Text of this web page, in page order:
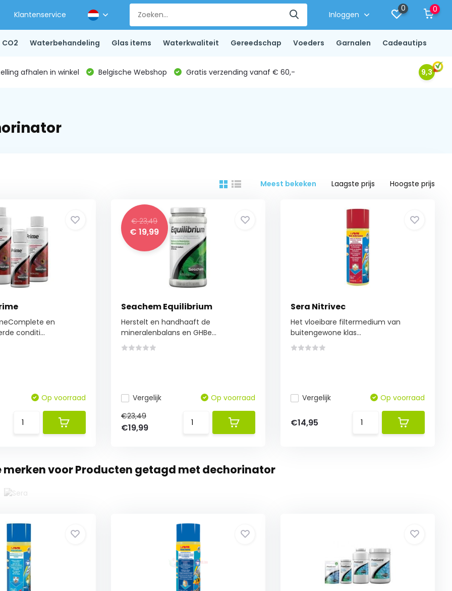
Klantenservice Inloggen
0 0
CO2 Waterbehandeling Glas items Waterkwaliteit Gereedschap Voeders Garnalen Cadeautips
afhalen in winkel Belgische Webshop Gratis verzending vanaf € 60,- 9,3
Meest bekeken Laagste prijs Hoogste prijs
en
conditi...
Op voorraad
€ 23,49
€ 19,99
Seachem Equilibrium
Herstelt en handhaaft de
mineralenbalans en GHBe...
Vergelijk
Op voorraad
€23,49
€19,99
Sera Nitrivec
Het vloeibare filtermedium van
buitengewone klas...
Vergelijk Op voorraad
€14,95
merken voor Producten getagd met dechorinator